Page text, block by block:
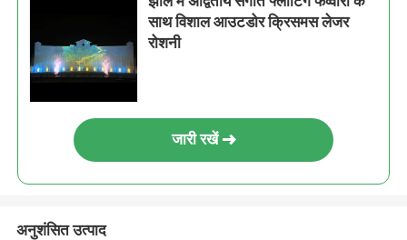
साथ विशाल आउटडोर क्रिसमस लेजर
रोशनी
जारी रखें
अनुशंसित उत्पाद